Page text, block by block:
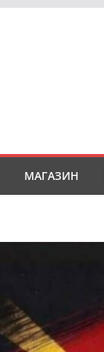
МАГАЗИН